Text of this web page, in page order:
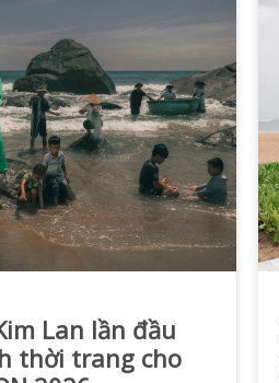
Lan lần đầu
thời trang cho